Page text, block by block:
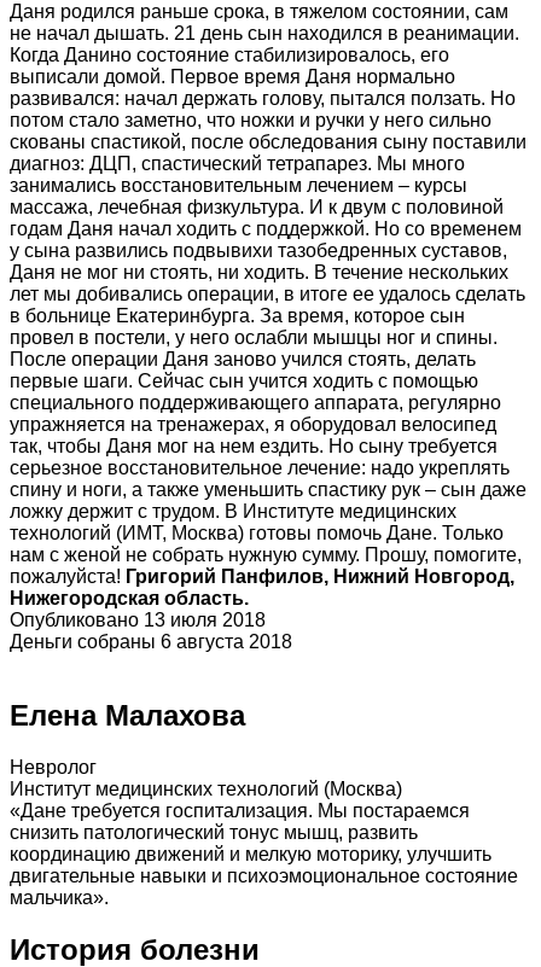
Даня родился раньше срока, в тяжелом состоянии, сам
не начал дышать. 21 день сын находился в реанимации.
Когда Данино состояние стабилизировалось, его
выписали домой. Первое время Даня нормально
развивался: начал держать голову, пытался ползать. Но
потом стало заметно, что ножки и ручки у него сильно
скованы спастикой, после обследования сыну поставили
диагноз: ДЦП, спастический тетрапарез. Мы много
занимались восстановительным лечением – курсы
массажа, лечебная физкультура. И к двум с половиной
годам Даня начал ходить с поддержкой. Но со временем
у сына развились подвывихи тазобедренных суставов,
Даня не мог ни стоять, ни ходить. В течение нескольких
лет мы добивались операции, в итоге ее удалось сделать
в больнице Екатеринбурга. За время, которое сын
провел в постели, у него ослабли мышцы ног и спины.
После операции Даня заново учился стоять, делать
первые шаги. Сейчас сын учится ходить с помощью
специального поддерживающего аппарата, регулярно
упражняется на тренажерах, я оборудовал велосипед
так, чтобы Даня мог на нем ездить. Но сыну требуется
серьезное восстановительное лечение: надо укреплять
спину и ноги, а также уменьшить спастику рук – сын даже
ложку держит с трудом. В Институте медицинских
технологий (ИМТ, Москва) готовы помочь Дане. Только
нам с женой не собрать нужную сумму. Прошу, помогите,
пожалуйста! Григорий Панфилов, Нижний Новгород,
Нижегородская область.
Опубликовано 13 июля 2018
Деньги собраны 6 августа 2018
Елена Малахова
Невролог
Институт медицинских технологий (Москва)
«Дане требуется госпитализация. Мы постараемся
снизить патологический тонус мышц, развить
координацию движений и мелкую моторику, улучшить
двигательные навыки и психоэмоциональное состояние
мальчика».
История болезни